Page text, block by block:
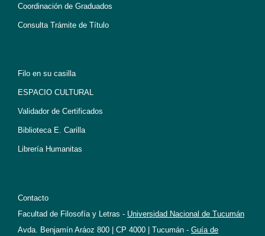
Coordinación de Graduados
Consulta Trámite de Título
Filo en su casilla
ESPACIO CULTURAL
Validador de Certificados
Biblioteca E. Carilla
Librería Humanitas
Contacto
Facultad de Filosofía y Letras - Universidad Nacional de Tucumán
Avda. Benjamín Aráoz 800 | CP 4000 | Tucumán - Guía de